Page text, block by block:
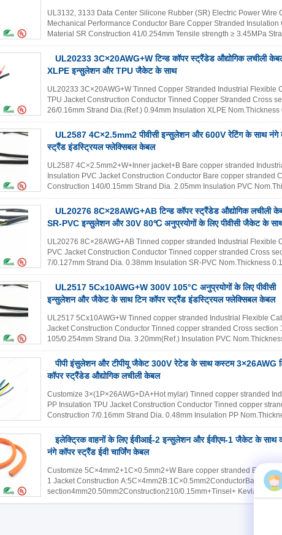
UL3132, 3133 Data Center Silicone Rubber (SR) Electric Power Wire
Mechanical Performance Conductor Bare Copper Stranded Insulation
Material SR Construction 41/0.254mm Tensile strength ≥ 3.45MPa
Elongation ≥ 100% Insulation SR(halogen ...
और अधिक पढ़ें
UL20233 3C×20AWG+W टिन्ड कॉपर स्ट्रैंडेड औद्योगिक लचीली
XLPE इन्सुलेशन और TPU जैकेट के साथ
UL20233 3C×20AWG+W Tinned Copper Stranded Industrial Flexible
TPU Jacket Construction Conductor Tinned Copper Stranded Cross
26/0.16mm Strand Dia.(Ref.) 0.94mm Insulation XLPE
0.18mm Insulation Dia. 1.50±0.10mm ...
और अधिक पढ़ें
UL2587 4C×2.5mm2 पीवीसी इन्सुलेशन और 600V रेटिंग के साथ नंगे
स्ट्रैंड इंडस्ट्रियल फ्लेक्सिबल केबल
UL2587 4C×2.5mm2+W+Inner jacket+B Bare copper stranded
Insulation PVC Jacket Construction Conductor Bare copper stranded
Construction 140/0.15mm Strand Dia. 2.05mm Insulation PVC
Min.Thickness 0.69mm Insulation Dia. 3.70±0...
और अधिक पढ़ें
UL20276 8C×28AWG+AB टिन्ड कॉपर स्ट्रैंडेड औद्योगिक लचीली
SR-PVC इन्सुलेशन और 30V 80℃ अनुप्रयोगों के लिए पीवीसी जैकेट के
UL20276 8C×28AWG+AB Tinned copper stranded Industrial Flexible
PVC Jacket Construction Conductor Tinned copper stranded Cross
7/0.127mm Strand Dia. 0.38mm Insulation SR-PVC Nom.Thickness
Insulation Dia. 0.80±0.08mm ...
और अधिक पढ़ें
UL2517 5Cx10AWG+W 300V 105°C अनुप्रयोगों के लिए पीवीसी
इन्सुलेशन और जैकेट के साथ टिन कॉपर स्ट्रैंड इंडस्ट्रियल फ्लेक्सिबल केबल
UL2517 5Cx10AWG+W Tinned copper stranded Industrial Flexible
Jacket Construction Conductor Tinned copper stranded Cross section
105/0.254mm Strand Dia. 3.20mm(Ref.) Insulation PVC
0.33mm Insulation Dia. 4.20±0.20mm ...
और अधिक पढ़ें
पीपी इंसुलेशन और टीपीयू जैकेट 300V रेटेड के साथ कस्टम 3×26AWG
कॉपर स्ट्रैंडेड औद्योगिक लचीली केबल
Customize 3×(1P×26AWG+DA+Hot mylar) Tinned copper stranded
PP Insulation TPU Jacket Construction Conductor Tinned copper
Construction 7/0.16mm Strand Dia. 0.48mm Insulation PP
1.00±0.08mm Insulation ...
और अधिक पढ़ें
इलेक्ट्रिक वाहनों के लिए ईवीआई-2 इन्सुलेशन और ईवीएम-1 जैकेट के साथ
नंगे कॉपर स्ट्रैंड ईवी चार्जिंग केबल
Customize 5C×4mm2+1C×0.5mm2+W Bare copper stranded EV
1 Jacket Construction A:5C×4mm2B:1C×0.5mm2ConductorBare
section4mm20.50mm2Construction210/0.15mm+Tinsel+ Kevlar28/
Dia.(Ref.)2.70mm1.15mmInsulationEVI-2Nom.Thickness0...